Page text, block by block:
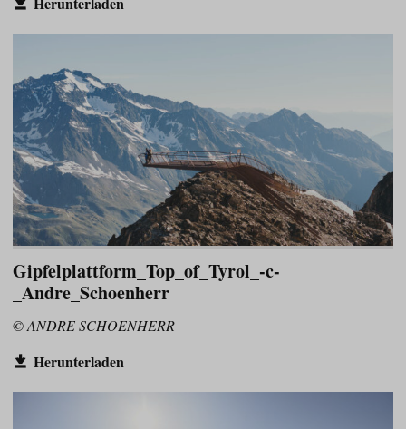
Gipfelplattform_Top_of_Tyrol_-c-
_Andre_Schoenherr
© ANDRE SCHOENHERR
Herunterladen